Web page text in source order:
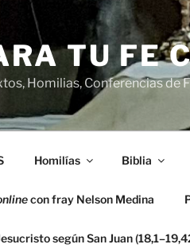
TU FE
Homilias, Conferencias de
Homilías Biblia
con fray Nelson Medina
según San Juan